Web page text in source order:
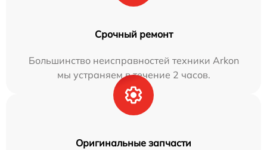
Срочный ремонт
Большинство неисправностей техники Arkon
мы устраняем в течение 2 часов.
Оригинальные запчасти